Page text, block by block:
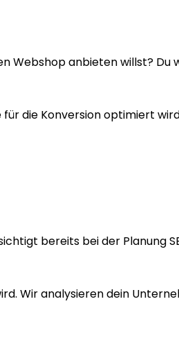
Webshop anbieten willst? Du
die Konversion optimiert
bereits bei der Planung
Wir analysieren dein